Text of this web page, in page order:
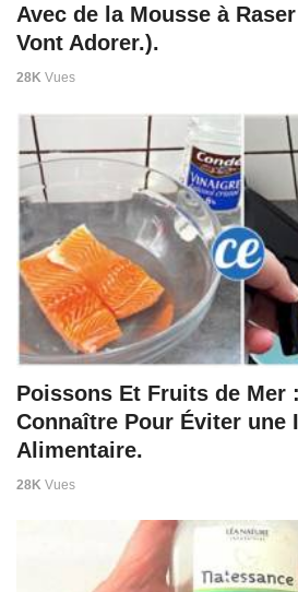
Avec de la Mousse à
Vont Adorer.).
28K Vues
Poissons Et Fruits de Mer
Connaître Pour Éviter une
Alimentaire.
28K Vues